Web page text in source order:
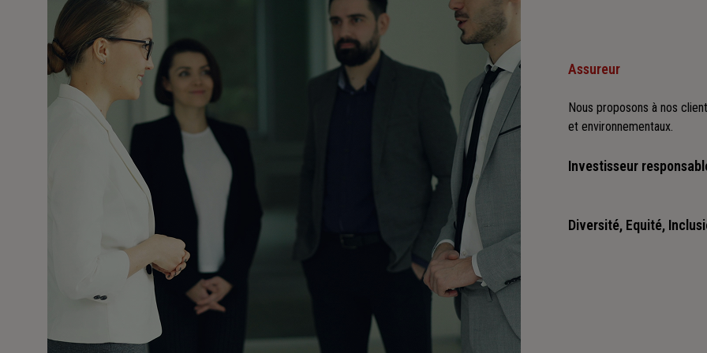
Assureur
Nous proposons à nos
et environnementaux.
Investisseur
positives : cette vision est
Diversité, Equité,